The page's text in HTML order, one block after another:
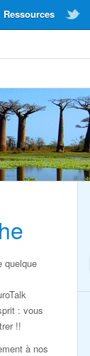
Ressources
quelque
: vous
!!
à nos